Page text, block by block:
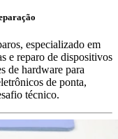
especializado em
e reparo de dispositivos
de hardware para
de ponta,
técnico.